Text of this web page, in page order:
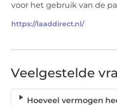
voor het gebruik van de
https://laaddirect.nl/
Veelgestelde
Hoeveel vermogen